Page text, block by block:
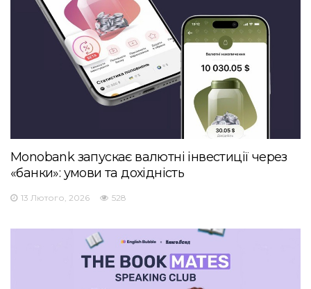
Monobank запускає валютні інвестиції через
«банки»: умови та дохідність
13 Лютого, 2026 528